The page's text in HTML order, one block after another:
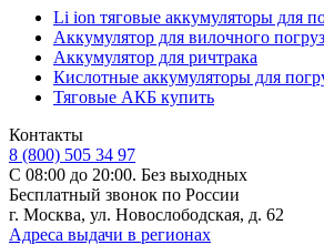
Li ion тяговые аккумуляторы для
Аккумулятор для вилочного
Аккумулятор для ричтрака
Кислотные аккумуляторы для
Тяговые АКБ купить
Контакты
8 (800) 505 34 97
С 08:00 до 20:00. Без выходных
Бесплатный звонок по России
г. Москва, ул. Новослободская, д. 62
Адреса выдачи в регионах